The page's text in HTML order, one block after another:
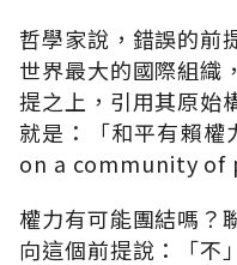
哲學家說，錯誤的前
世界最大的國際組織
提之上，引用其原始
就是：「和平有賴
on a community of
權力有可能團結嗎？
向這個前提說：「不